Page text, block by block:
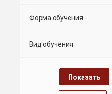
Форма обучения
Вид обучения